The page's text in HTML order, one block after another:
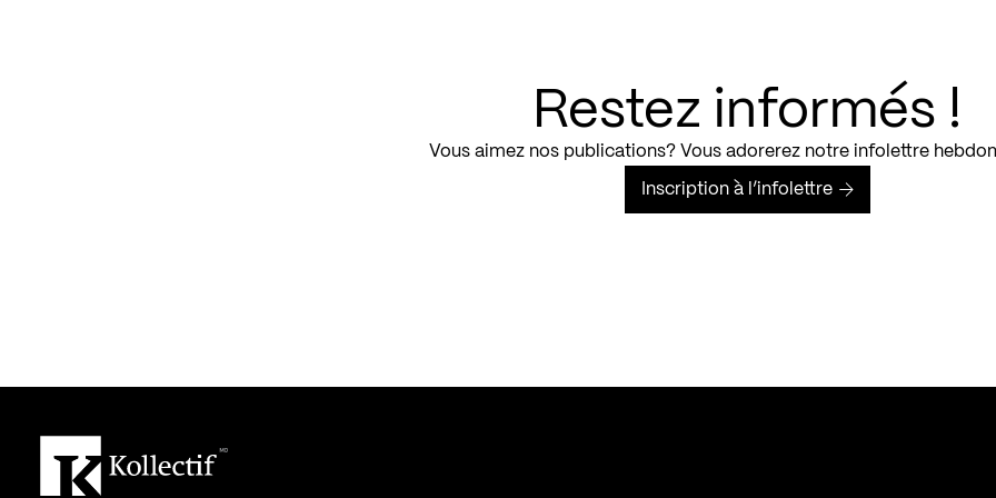
Restez informés !
Vous aimez nos publications? Vous adorerez notre infolettre
Inscription à l’infolettre